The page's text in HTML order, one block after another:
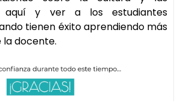
aquí y ver a los estudiantes
tienen éxito aprendiendo más
la docente.